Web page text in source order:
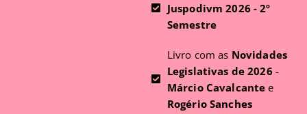
Juspodivm 2026 - 2º
Semestre
Livro com as Novidades
Legislativas de 2026 -
Márcio Cavalcante e
Rogério Sanches